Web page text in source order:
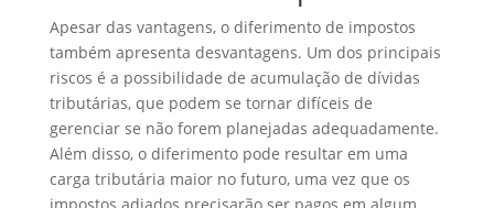
Apesar das vantagens, o diferimento de impostos
também apresenta desvantagens. Um dos principais
riscos é a possibilidade de acumulação de dívidas
tributárias, que podem se tornar difíceis de
gerenciar se não forem planejadas adequadamente.
Além disso, o diferimento pode resultar em uma
carga tributária maior no futuro, uma vez que os